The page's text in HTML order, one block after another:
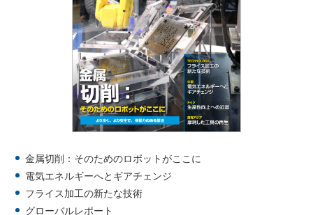
金属切削：そのためのロボットがここに
電気エネルギーへとギアチェンジ
フライス加工の新たな技術
グローバルレポート